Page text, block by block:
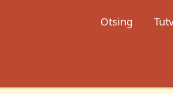
Otsing